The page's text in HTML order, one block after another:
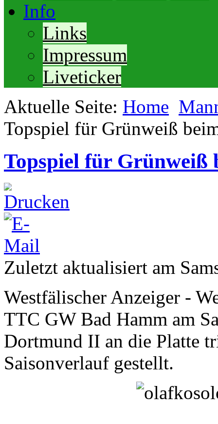
Info
Links
Impressum
Liveticker
Aktuelle Seite: Home
Topspiel für Grünweiß
Topspiel für Grünweiß
Zuletzt aktualisiert am
Westfälischer Anzeiger -
TTC GW Bad Hamm am
Dortmund II an die Platte
Saisonverlauf gestellt.